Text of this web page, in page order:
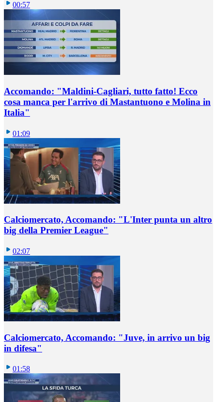
00:57
Accomando: "Maldini-Cagliari, tutto fatto! Ecco
cosa manca per l'arrivo di Mastantuono e Molina in
Italia"
01:09
Calciomercato, Accomando: "L'Inter punta un altro
big della Premier League"
02:07
Calciomercato, Accomando: "Juve, in arrivo un big
in difesa"
01:58